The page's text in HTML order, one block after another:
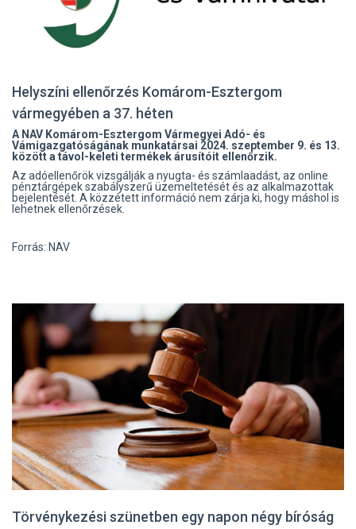
Helyszíni ellenőrzés Komárom-Esztergom
vármegyében a 37. héten
A NAV Komárom-Esztergom Vármegyei Adó- és
Vámigazgatóságának munkatársai 2024. szeptember 9. és 13.
között a távol-keleti termékek árusítóit ellenőrzik.
Az adóellenőrök vizsgálják a nyugta- és számlaadást, az online
pénztárgépek szabályszerű üzemeltetését és az alkalmazottak
bejelentését. A közzétett információ nem zárja ki, hogy máshol is
lehetnek ellenőrzések.
Forrás: NAV
Törvénykezési szünetben egy napon négy bíróság